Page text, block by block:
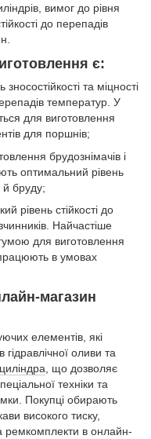
вимог до рівня
до перепадів
є:
та міцності
температур. У
для виготовлення
для поршнів;
брудознімачів і
оптимальний рівень
й бруду;
рівень стійкості до
Найчастіше
для виготовлення
в умовах
магазин
елементів, які
оливи та
, що дозволяє
техніки та
Покупці обирають
високого тиску,
ремкомплекти в онлайн-